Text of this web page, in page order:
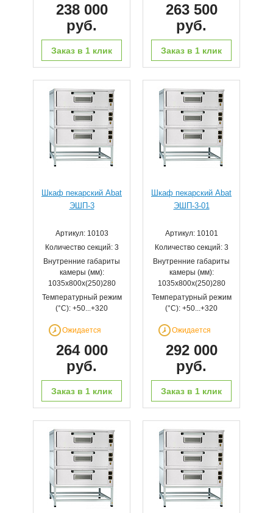
238 000
руб.
Заказ в 1 клик
263 500
руб.
Заказ в 1 клик
Шкаф пекарский Abat
ЭШП-3
Артикул: 10103
Количество секций: 3
Внутренние габариты
камеры (мм):
1035x800x(250)280
Температурный режим
(°С): +50...+320
Ожидается
264 000
руб.
Заказ в 1 клик
Шкаф пекарский Abat
ЭШП-3-01
Артикул: 10101
Количество секций: 3
Внутренние габариты
камеры (мм):
1035x800x(250)280
Температурный режим
(°С): +50...+320
Ожидается
292 000
руб.
Заказ в 1 клик